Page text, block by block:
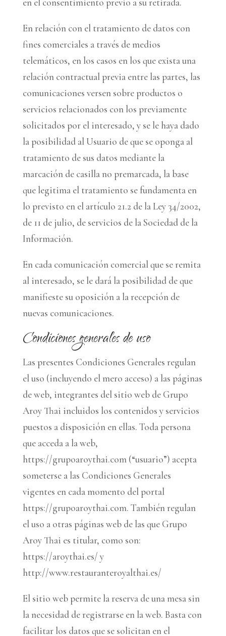
En relación con el tratamiento de datos con
fines comerciales a través de medios
telemáticos, en los casos en los que exista una
relación contractual previa entre las partes, las
comunicaciones versen sobre productos o
servicios relacionados con los previamente
solicitados por el interesado, y se le haya dado
la posibilidad al Usuario de que se oponga al
tratamiento de sus datos mediante la
marcación de casilla no premarcada, la base
que legitima el tratamiento se fundamenta en
lo previsto en el artículo 21.2 de la Ley 34/2002,
de 11 de julio, de servicios de la Sociedad de la
Información.
En cada comunicación comercial que se remita
al interesado, se le dará la posibilidad de que
manifieste su oposición a la recepción de
nuevas comunicaciones.
Condiciones generales de uso
Las presentes Condiciones Generales regulan
el uso (incluyendo el mero acceso) a las páginas
de web, integrantes del sitio web de Grupo
Aroy Thai incluidos los contenidos y servicios
puestos a disposición en ellas. Toda persona
que acceda a la web,
https://grupoaroythai.com (“usuario”) acepta
someterse a las Condiciones Generales
vigentes en cada momento del portal
https://grupoaroythai.com. También regulan
el uso a otras páginas web de las que Grupo
Aroy Thai es titular, como son:
https://aroythai.es/ y
http://www.restauranteroyalthai.es/
El sitio web permite la reserva de una mesa sin
la necesidad de registrarse en la web. Basta con
facilitar los datos que se solicitan en el